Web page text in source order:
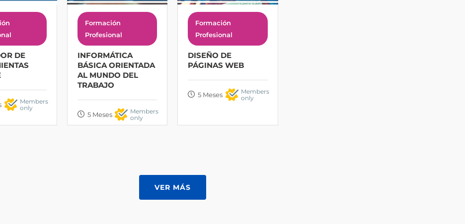
DE
Members
only
Formación
Profesional
INFORMÁTICA
BÁSICA ORIENTADA
AL MUNDO DEL
TRABAJO
5 Meses
Members
only
Formación
Profesional
DISEÑO DE
PÁGINAS WEB
5 Meses
Members
only
VER MÁS